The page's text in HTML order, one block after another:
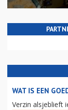
WAT IS EEN
Verzin alsjeblieft